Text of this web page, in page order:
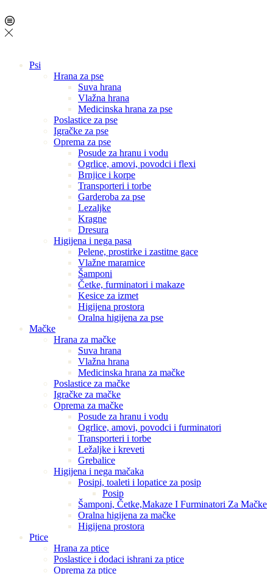
Psi
Hrana za pse
Suva hrana
Vlažna hrana
Medicinska hrana za pse
Poslastice za pse
Igračke za pse
Oprema za pse
Posude za hranu i vodu
Ogrlice, amovi, povodci i flexi
Brnjice i korpe
Transporteri i torbe
Garderoba za pse
Lezaljke
Kragne
Dresura
Higijena i nega pasa
Pelene, prostirke i zastitne gace
Vlažne maramice
Šamponi
Četke, furminatori i makaze
Kesice za izmet
Higijena prostora
Oralna higijena za pse
Mačke
Hrana za mačke
Suva hrana
Vlažna hrana
Medicinska hrana za mačke
Poslastice za mačke
Igračke za mačke
Oprema za mačke
Posude za hranu i vodu
Ogrlice, amovi, povodci i furminatori
Transporteri i torbe
Ležaljke i kreveti
Grebalice
Higijena i nega mačaka
Posipi, toaleti i lopatice za posip
Posip
Šamponi, Četke,Makaze I Furminatori Za Mačke
Oralna higijena za mačke
Higijena prostora
Ptice
Hrana za ptice
Poslastice i dodaci ishrani za ptice
Oprema za ptice